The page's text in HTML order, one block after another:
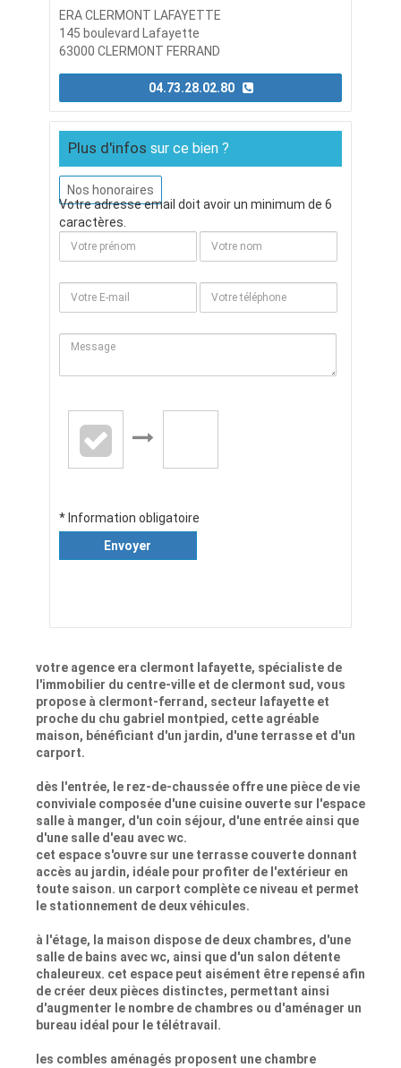
ERA CLERMONT LAFAYETTE
145 boulevard Lafayette
63000 CLERMONT FERRAND
Plus d'infos sur ce bien ?
Nos honoraires
Votre adresse email doit avoir un minimum de 6
caractères.
* Information obligatoire
Envoyer
votre agence era clermont lafayette, spécialiste de
l'immobilier du centre-ville et de clermont sud, vous
propose à clermont-ferrand, secteur lafayette et
proche du chu gabriel montpied, cette agréable
maison, bénéficiant d'un jardin, d'une terrasse et d'un
carport.
dès l'entrée, le rez-de-chaussée offre une pièce de vie
conviviale composée d'une cuisine ouverte sur l'espace
salle à manger, d'un coin séjour, d'une entrée ainsi que
d'une salle d'eau avec wc.
cet espace s'ouvre sur une terrasse couverte donnant
accès au jardin, idéale pour profiter de l'extérieur en
toute saison. un carport complète ce niveau et permet
le stationnement de deux véhicules.
à l'étage, la maison dispose de deux chambres, d'une
salle de bains avec wc, ainsi que d'un salon détente
chaleureux. cet espace peut aisément être repensé afin
de créer deux pièces distinctes, permettant ainsi
d'augmenter le nombre de chambres ou d'aménager un
bureau idéal pour le télétravail.
les combles aménagés proposent une chambre